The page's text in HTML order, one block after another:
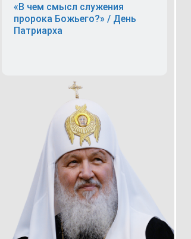
«В чем смысл служения
пророка Божьего?» / День
Патриарха